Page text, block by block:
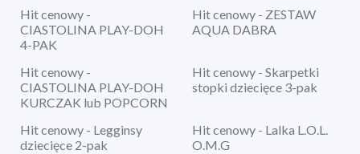
Hit cenowy -
CIASTOLINA PLAY-DOH
4-PAK
Hit cenowy - ZESTAW
AQUA DABRA
Hit cenowy -
CIASTOLINA PLAY-DOH
KURCZAK lub POPCORN
Hit cenowy - Skarpetki
stopki dziecięce 3-pak
Hit cenowy - Legginsy
dziecięce 2-pak
Hit cenowy - Lalka L.O.L.
O.M.G